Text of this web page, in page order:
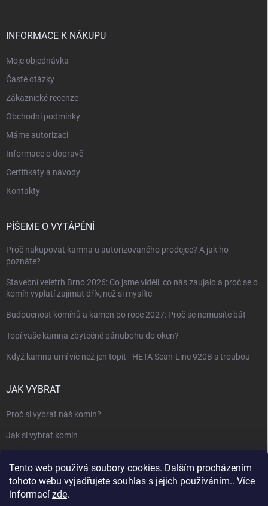
Tento web používá soubory cookies. Dalším procházením
tohoto webu vyjadřujete souhlas s jejich používáním.. Více
informací zde.
INFORMACE K NÁKUPU
Moje objednávka
Časté otázky
Zákaznické recenze
Obchodní podmínky
Máme autorizaci
Informace o dopravě
Certifikáty a návody
Kontakty
PÍŠEME O VYTÁPĚNÍ
Proč nakupovat kamna u autorizovaného prodejce? A jak ho
poznáte?
Stavební veletrh Brno 2026: Co jsme viděli, co nás zaujalo a proč se o
komín vyplatí zajímat dřív, než si myslíte
Budoucnost komínů a kamen po roce 2027: Proč se nemusíte bát
Topí vaše kamna zbytečně pánubohu do oken?
Když kamna umí víc než jen topit - HETA Scan-Line 920B s troubou
JAK VYBRAT
Proč si vybrat náš komín?
Jak si vybrat komín
Jak vybrat kamna nebo krbovou vložku
Jak postavit krbovou obestavbu